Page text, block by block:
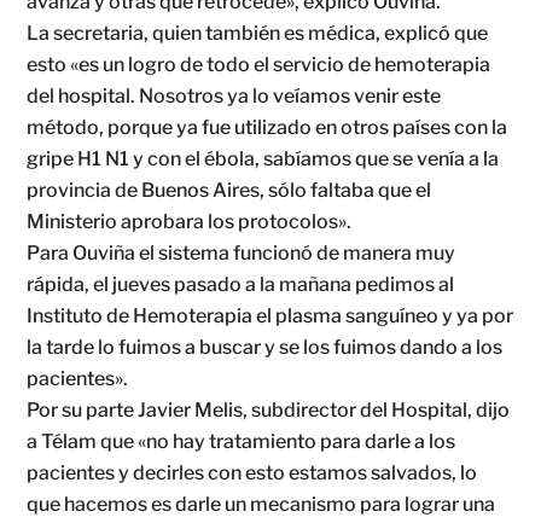
La secretaria, quien también es médica, explicó que
esto «es un logro de todo el servicio de hemoterapia
del hospital. Nosotros ya lo veíamos venir este
método, porque ya fue utilizado en otros países con la
gripe H1 N1 y con el ébola, sabíamos que se venía a la
provincia de Buenos Aires, sólo faltaba que el
Ministerio aprobara los protocolos».
Para Ouviña el sistema funcionó de manera muy
rápida, el jueves pasado a la mañana pedimos al
Instituto de Hemoterapia el plasma sanguíneo y ya por
la tarde lo fuimos a buscar y se los fuimos dando a los
pacientes».
Por su parte Javier Melis, subdirector del Hospital, dijo
a Télam que «no hay tratamiento para darle a los
pacientes y decirles con esto estamos salvados, lo
que hacemos es darle un mecanismo para lograr una